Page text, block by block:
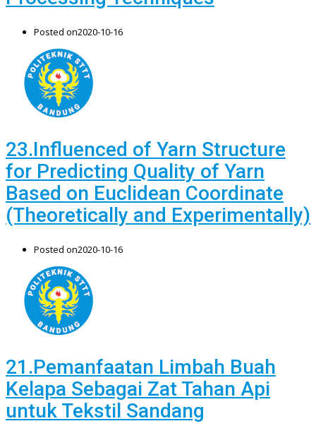
Posted on2020-10-16
23.Influenced of Yarn Structure
for Predicting Quality of Yarn
Based on Euclidean Coordinate
(Theoretically and Experimentally)
Posted on2020-10-16
21.Pemanfaatan Limbah Buah
Kelapa Sebagai Zat Tahan Api
untuk Tekstil Sandang